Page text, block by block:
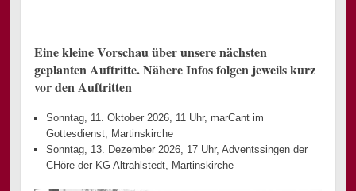
Eine kleine Vorschau über unsere nächsten
geplanten Auftritte. Nähere Infos folgen jeweils kurz
vor den Auftritten
Sonntag, 11. Oktober 2026, 11 Uhr, marCant im
Gottesdienst, Martinskirche
Sonntag, 13. Dezember 2026, 17 Uhr, Adventssingen der
CHöre der KG Altrahlstedt, Martinskirche